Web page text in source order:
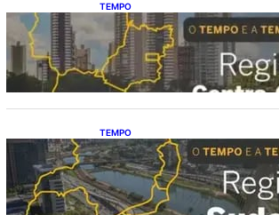
TEMPO
O TEMPO E A
predomina no Centro-
(9)
TEMPO
O TEMPO E A
calor e possibilidade de
domingo (9)